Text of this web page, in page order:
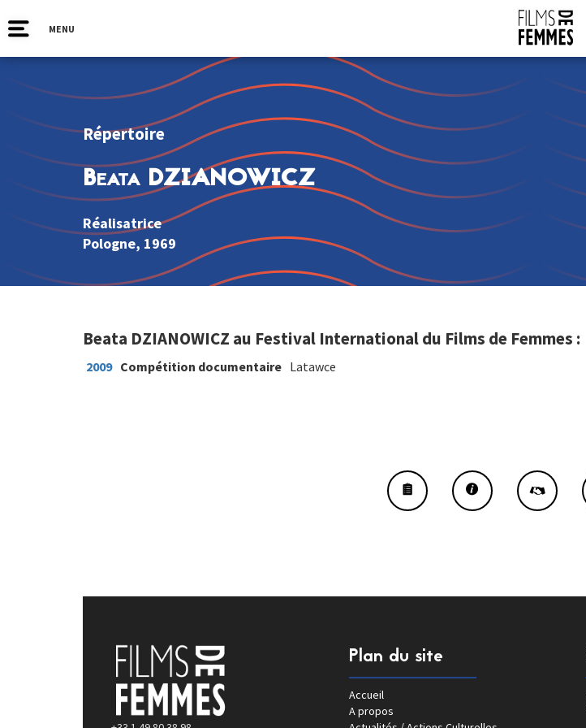
MENU
Répertoire
Beata DZIANOWICZ
Réalisatrice
Pologne, 1969
Beata DZIANOWICZ au Festival International du Films de Femmes :
2009 Compétition documentaire Latawce
Plan du site
Accueil
A propos